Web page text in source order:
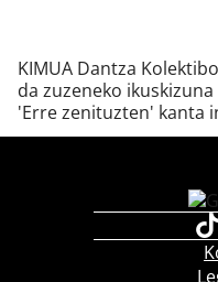
KIMUA Dantza
da zuzeneko
'Erre zenituzten' kanta